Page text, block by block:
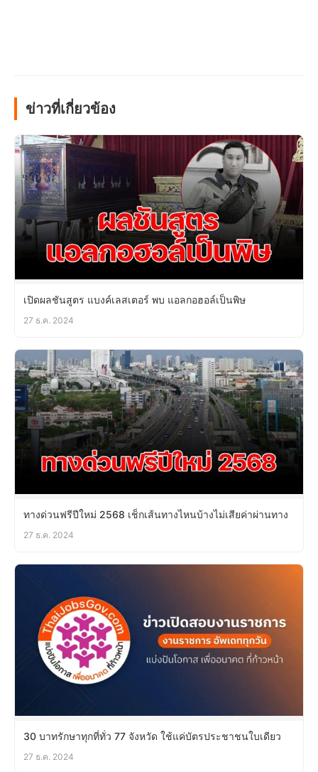
ข่าวที่เกี่ยวข้อง
เปิดผลชันสูตร แบงค์เลสเตอร์ พบ แอลกอฮอล์เป็นพิษ
27 ธ.ค. 2024
ทางด่วนฟรีปีใหม่ 2568 เช็กเส้นทางไหนบ้างไม่เสียค่าผ่านทาง
27 ธ.ค. 2024
30 บาทรักษาทุกที่ทั่ว 77 จังหวัด ใช้แค่บัตรประชาชนใบเดียว
27 ธ.ค. 2024